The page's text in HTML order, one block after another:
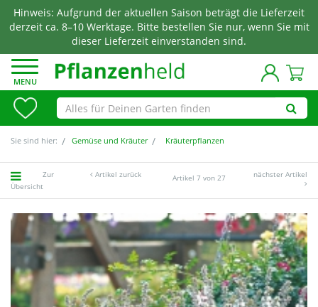
Hinweis: Aufgrund der aktuellen Saison beträgt die Lieferzeit
derzeit ca. 8–10 Werktage. Bitte bestellen Sie nur, wenn Sie mit
dieser Lieferzeit einverstanden sind.
MENU
Sie sind hier: Gemüse und Kräuter Kräuterpflanzen
Zur
Übersicht
Artikel zurück Artikel 7 von 27 nächster Artikel